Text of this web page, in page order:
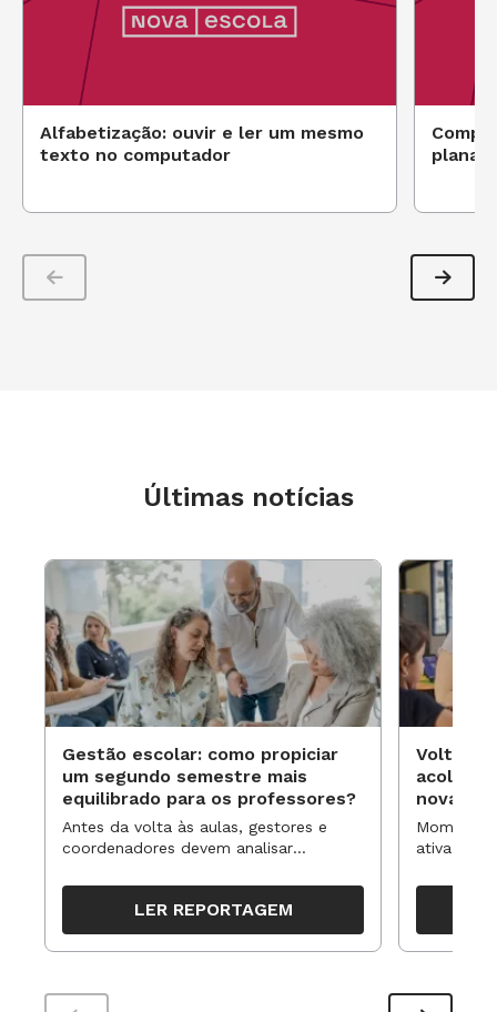
Alfabetização: ouvir e ler um mesmo
texto no computador
planas
Últimas notícias
Gestão escolar: como propiciar
um segundo semestre mais
equilibrado para os professores?
Antes da volta às aulas, gestores e
coordenadores devem analisar
organizar ações para orientar o
trabalho pedagógico ao longo do
período
LER REPORTAGEM
Volta às
novas
ativa
propostas